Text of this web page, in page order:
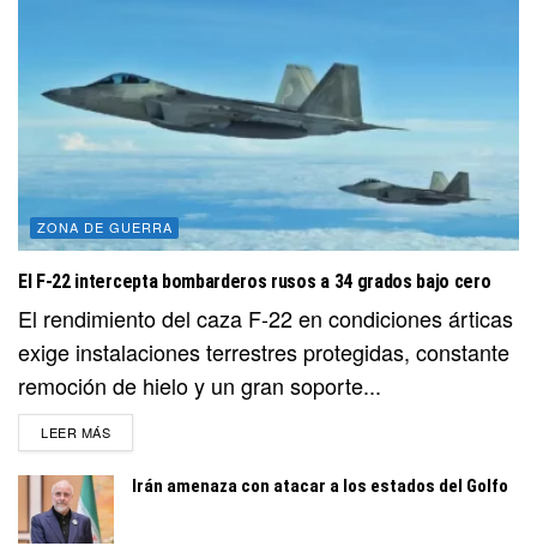
ZONA DE GUERRA
El F-22 intercepta bombarderos rusos a 34 grados bajo cero
El rendimiento del caza F-22 en condiciones árticas
exige instalaciones terrestres protegidas, constante
remoción de hielo y un gran soporte...
LEER MÁSDETAILS
Irán amenaza con atacar a los estados del Golfo